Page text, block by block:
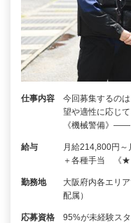
仕事内容
今回募集するの
望や適性に応じ
《機械警備》
給与
月給214,800円～
＋各種手当 《
勤務地
大阪府内各エリ
配属）
応募資格
95%が未経験ス